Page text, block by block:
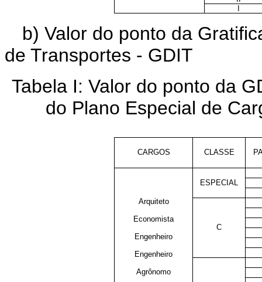
b) Valor do ponto da
de Transportes - GDIT
Tabela I: Valor do ponto da
do Plano Especial de
CARGOS CLASSE
Arquiteto
Economista
Engenheiro
Engenheiro
Agrônomo
ESPECIAL
C